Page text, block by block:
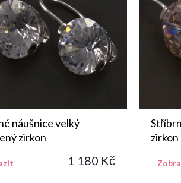
náušnice velký
zirkon
1 180 Kč
zirkon